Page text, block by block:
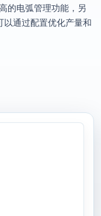
的电弧管理功能，另
通过配置优化产量和
脉冲功能，让生产商